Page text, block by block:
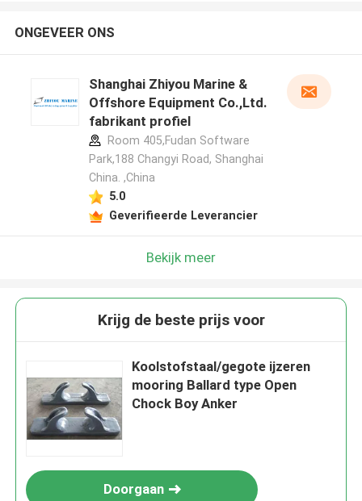
ONGEVEER ONS
Shanghai Zhiyou Marine &
Offshore Equipment Co.,Ltd.
fabrikant profiel
Room 405,Fudan Software
Park,188 Changyi Road, Shanghai
China. ,China
5.0
Geverifieerde Leverancier
Bekijk meer
Krijg de beste prijs voor
Koolstofstaal/gegote ijzeren
mooring Ballard type Open
Chock Boy Anker
Doorgaan